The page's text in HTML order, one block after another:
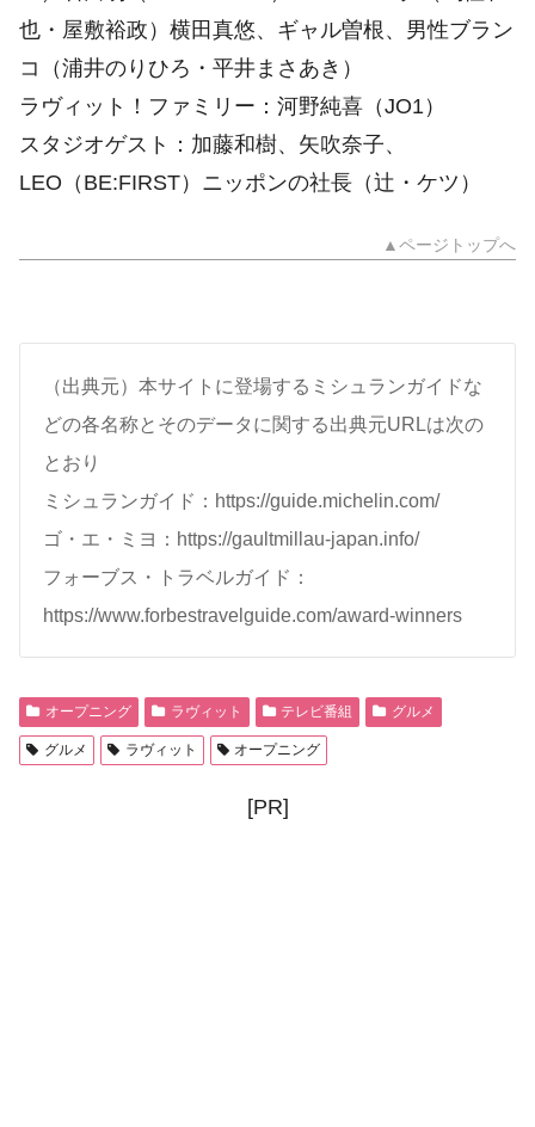
也・屋敷裕政）横田真悠、ギャル曽根、男性ブラン
コ（浦井のりひろ・平井まさあき）
ラヴィット！ファミリー：河野純喜（JO1）
スタジオゲスト：加藤和樹、矢吹奈子、
LEO（BE:FIRST）ニッポンの社長（辻・ケツ）
▲ページトップへ
（出典元）本サイトに登場するミシュランガイドな
どの各名称とそのデータに関する出典元URLは次の
とおり
ミシュランガイド：https://guide.michelin.com/
ゴ・エ・ミヨ：https://gaultmillau-japan.info/
フォーブス・トラベルガイド：
https://www.forbestravelguide.com/award-winners
オープニング ラヴィット テレビ番組 グルメ
グルメ ラヴィット オープニング
[PR]